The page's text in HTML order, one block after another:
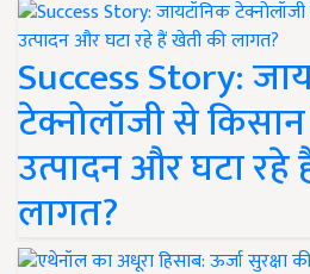
Success Story:
टेक्नोलॉजी से
उत्पादन और घटा रहे
लागत?